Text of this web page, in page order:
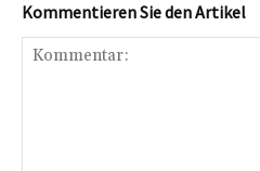
Kommentieren Sie den Artikel